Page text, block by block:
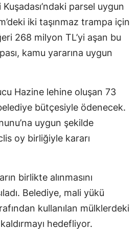
parsel uygun
iki taşınmaz trampa için
268 milyon TL’yi aşan bu
kamu yararına uygun
Hazine lehine oluşan 73
bütçesiyle ödenecek.
uygun şekilde
oy birliğiyle kararı
birlikte alınmasını
Belediye, mali yükü
kullanılan mülklerdeki
hedefliyor.